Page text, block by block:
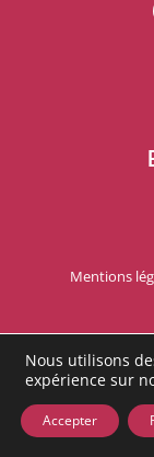
Mentions
Nous utilisons
expérience sur
Accepter